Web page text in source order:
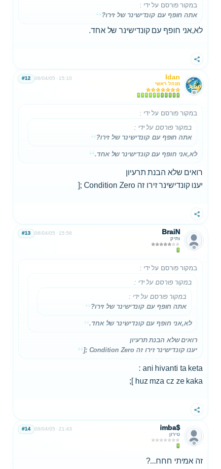
במקור פורסם על ידי :
אתה חופף עם קונדישינר של זירו?
לא,אני חופף עם קונדישינר של אחד.
שתף
Idan
מנהל ראשי
06/04/05 15:10
#12
במקור פורסם על ידי :
במקור פורסם על ידי :
אתה חופף עם קונדישינר של זירו?
לא,אני חופף עם קונדישינר של אחד.
רואים שלא הבנת תרעיון
יענו קונדישינר זירו זה Condition Zero ;[
שתף
BraiN
ותיק
06/04/05 15:56
#13
במקור פורסם על ידי :
במקור פורסם על ידי :
במקור פורסם על ידי :
אתה חופף עם קונדישינר של זירו?
לא,אני חופף עם קונדישינר של אחד.
רואים שלא הבנת תרעיון
יענו קונדישינר זירו זה Condition Zero ;[
ani hivanti ta keta :
huz mza cz ze kaka ];
שתף
imba$
טירון
06/04/05 21:43
#14
זה אמיתי חחח...?